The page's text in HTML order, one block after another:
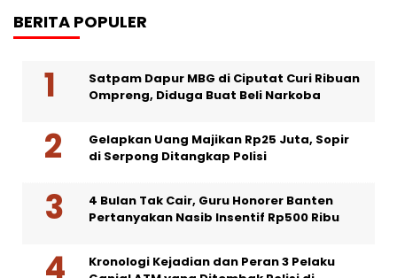
BERITA POPULER
Satpam Dapur MBG di Ciputat Curi Ribuan
Ompreng, Diduga Buat Beli Narkoba
Gelapkan Uang Majikan Rp25 Juta, Sopir
di Serpong Ditangkap Polisi
4 Bulan Tak Cair, Guru Honorer Banten
Pertanyakan Nasib Insentif Rp500 Ribu
Kronologi Kejadian dan Peran 3 Pelaku